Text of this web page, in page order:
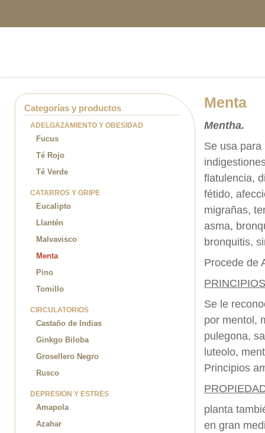
Menta
Mentha.
Se usa
flatulencia,
fétido,
migrañas,
asma,
bronquitis,
Procede de
Se le
por mentol,
pulegona,
luteolo,
Principios
planta
en gran
Categorías y productos
ADELGAZAMIENTO Y OBESIDAD
Fucus
Té Rojo
Té Verde
CATARROS Y GRIPE
Eucalipto
Llantén
Malvavisco
Menta
Pino
Tomillo
CIRCULATORIOS
Castaño de Indias
Ginkgo Biloba
Grosellero Negro
Rusco
DEPRESIÓN Y ESTRÉS
Amapola
Azahar